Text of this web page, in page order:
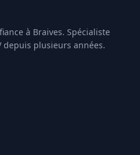
à Braives. Spécialiste
depuis plusieurs années.